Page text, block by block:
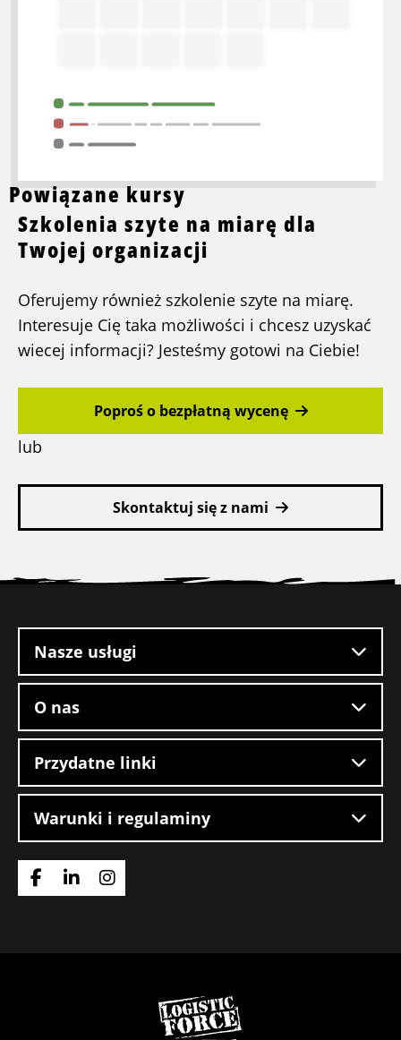
Powiązane kursy
Szkolenia szyte na miarę dla
Twojej organizacji
Oferujemy również szkolenie szyte na miarę.
Interesuje Cię taka możliwości i chcesz uzyskać
wiecej informacji? Jesteśmy gotowi na Ciebie!
Poproś o bezpłatną wycenę
lub
Skontaktuj się z nami
witryny
Nasze usługi
O nas
Przydatne linki
Warunki i regulaminy
Idź
Facebook
Idź
LinkedIn
Idź
Instagram
Wróć
do